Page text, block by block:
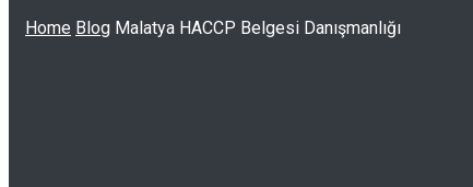
Home Blog Malatya HACCP Belgesi Danışmanlığı